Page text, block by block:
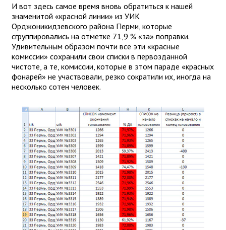
И вот здесь самое время вновь обратиться к нашей
знаменитой «красной линии» из УИК
Орджоникидзевского района Перми, которые
сгруппировались на отметке 71,9 % «за» поправки.
Удивительным образом почти все эти «красные
комиссии» сохранили свои списки в первозданной
чистоте, а те, комиссии, которые в этом параде «красных
фонарей» не участвовали, резко сократили их, иногда на
несколько сотен человек.